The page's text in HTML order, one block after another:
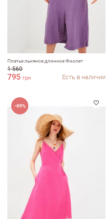
Платье льняное длинное Фиолет
1 560
795 грн Есть в наличии
-49%Оставить отзыв